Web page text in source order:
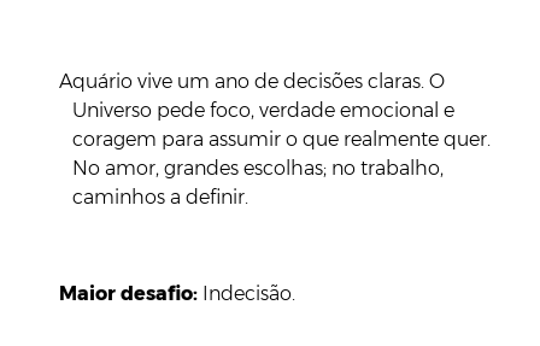
Aquário vive um ano de decisões claras. O
Universo pede foco, verdade emocional e
coragem para assumir o que realmente quer.
No amor, grandes escolhas; no trabalho,
caminhos a definir.
Maior desafio:Indecisão.